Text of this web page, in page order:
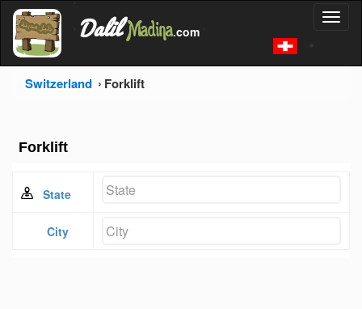
'
Dalil Madina.com
Switzerland Forklift
Forklift
State
City